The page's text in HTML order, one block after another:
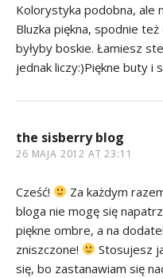
Kolorystyka podobna, ale
Bluzka piękna, spodnie
byłyby boskie. Łamiesz
jednak liczy:)Piękne buty i
the sisberry blog
26 MAJA 2012 AT 23:11
Cześć!
Za każdym
bloga nie mogę się
piękne ombre, a na
zniszczone!
Stosujesz
się, bo zastanawiam się